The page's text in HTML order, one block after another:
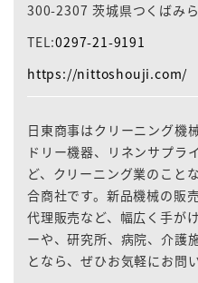
300-2307 茨城県つくばみ
TEL:0297-21-9191
https://nittoshouji.com/
日東商事はクリーニング機
ドリー機器、リネンサプラ
ど、クリーニング業のこと
合商社です。新品機械の販
代理販売など、幅広く手が
ーや、研究所、病院、介護
となら、ぜひお気軽にお問